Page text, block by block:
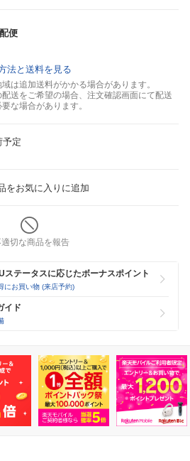
便
法と送料を見る
は追加送料がかかる場合があります。
送をご希望の場合、注文確認画面にて配送
な場合があります。
予定
をお気に入りに追加
切な商品を報告
ステータスに応じたボーナスポイント
にお買い物 (来店予約)
イド